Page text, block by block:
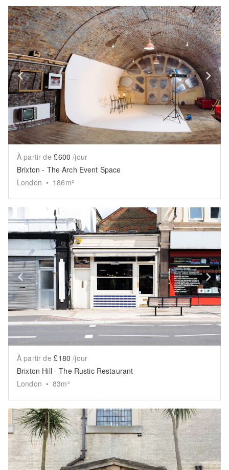
Show previous slide
À partir de £600 /jour
Brixton - The Arch Event Space
London • 186m²
Show previous slide
À partir de £180 /jour
Brixton Hill - The Rustic Restaurant
London • 83m²